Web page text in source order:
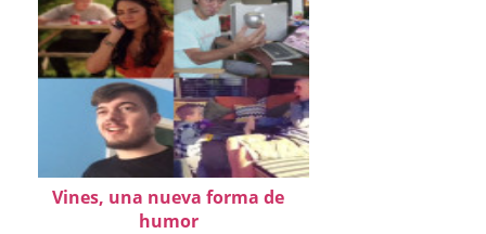
Vines, una nueva forma de
humor